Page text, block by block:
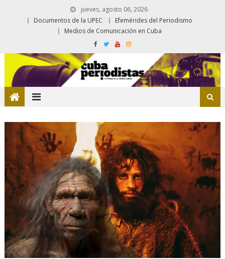
jueves, agosto 06, 2026
Documentos de la UPEC
Efemérides del Periodismo
Medios de Comunicación en Cuba